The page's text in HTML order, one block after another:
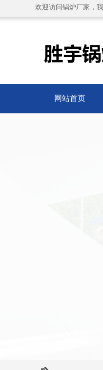
欢迎访问锅炉厂家，
网站首页